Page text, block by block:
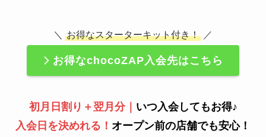
＼ お得なスターターキット付き！ ／
お得なchocoZAP入会先はこちら
初月日割り＋翌月分｜ いつ入会してもお得♪
入会日を決めれる！ オープン前の店舗でも安心！